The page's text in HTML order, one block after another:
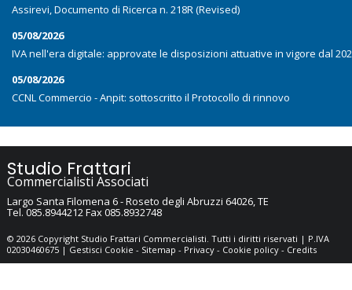
Assirevi, Documento di Ricerca n. 218R (Revised)
05/08/2026
IVA nell'era digitale: approvate le disposizioni attuative in vigore dal
05/08/2026
CCNL Commercio - Anpit: sottoscritto il Protocollo di rinnovo
Studio Frattari
Commercialisti Associati
Largo Santa Filomena 6 -Roseto degli Abruzzi 64026,TE
Tel. 085.8944212Fax085.8932748
© 2026 Copyright Studio Frattari Commercialisti. Tutti i diritti riservati | P.IVA
02030460675 | Gestisci Cookie - Sitemap - Privacy- Cookie policy- Credits